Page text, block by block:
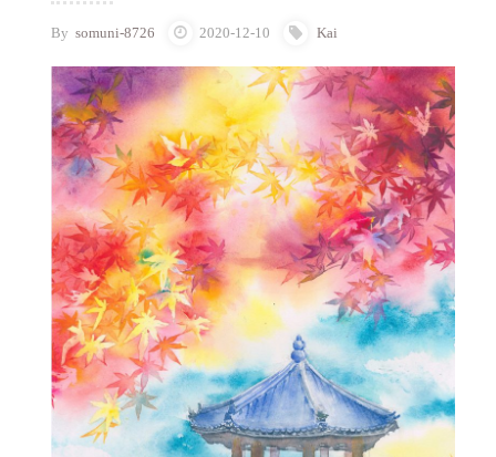
By somuni-8726 2020-12-10 Kai